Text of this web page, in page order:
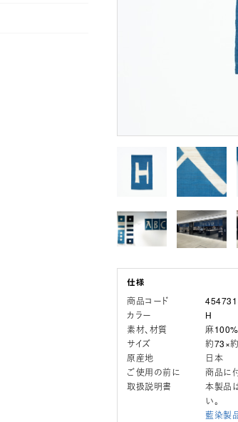
商品コード
カラー
H
素材、材質
麻100%
サイズ
約73×
原産地
日本
ご使用の前に
商品に
取扱説明書
本製品
い。
藍染製